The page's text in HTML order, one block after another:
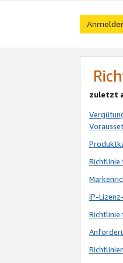
zuletzt
Richtlinie
IP-
Richtlinie